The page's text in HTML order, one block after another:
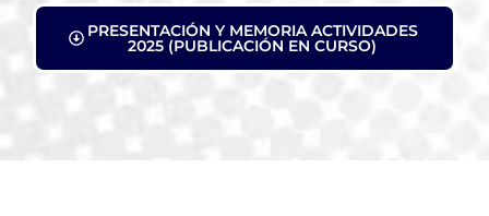
PRESENTACIÓN Y MEMORIA ACTIVIDADES
2025 (PUBLICACIÓN EN CURSO)